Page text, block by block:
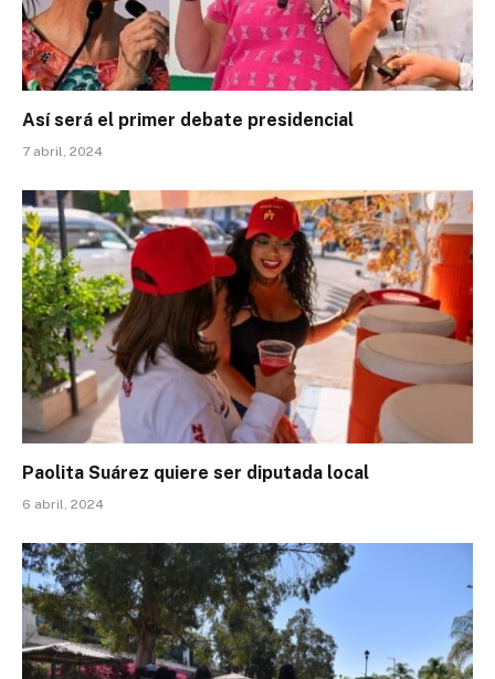
Así será el primer debate presidencial
7 abril, 2024
Paolita Suárez quiere ser diputada local
6 abril, 2024